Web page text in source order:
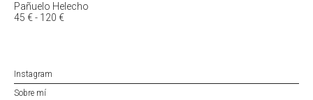
45 €
hasta
Pañuelo Helecho
45 €- 120 €Rango
120 €
Instagram
Sobre mí